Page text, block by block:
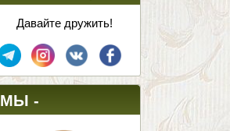
Давайте дружить!
МЫ -